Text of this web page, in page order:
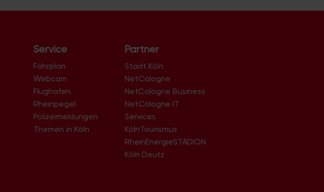
Service
Fahrplan
Webcam
Flughafen
Rheinpegel
Polizeimeldungen
Themen in Köln
Partner
Stadt Köln
NetCologne
NetCologne Business
NetCologne IT
Services
KölnTourismus
RheinEnergieSTADION
Köln Deutz